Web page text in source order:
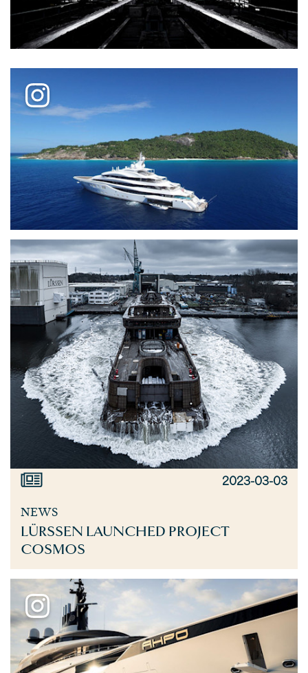
2023-03-03
NEWS
LÜRSSEN LAUNCHED PROJECT
COSMOS